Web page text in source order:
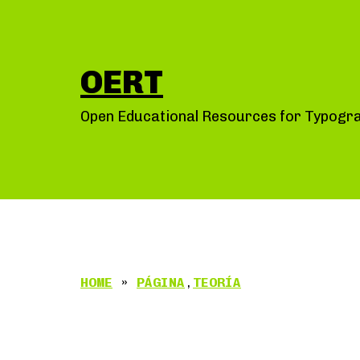
contenidoOERT
Open Educational Resources for
HOME » PÁGINA , TEORÍA